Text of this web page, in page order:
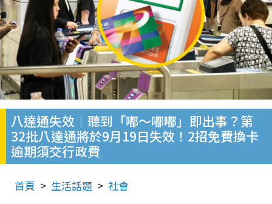
八達通失效｜聽到「嘟～嘟嘟」即出事？第
32批八達通將於9月19日失效！2招免費換卡
逾期須交行政費
首頁 生活話題 社會